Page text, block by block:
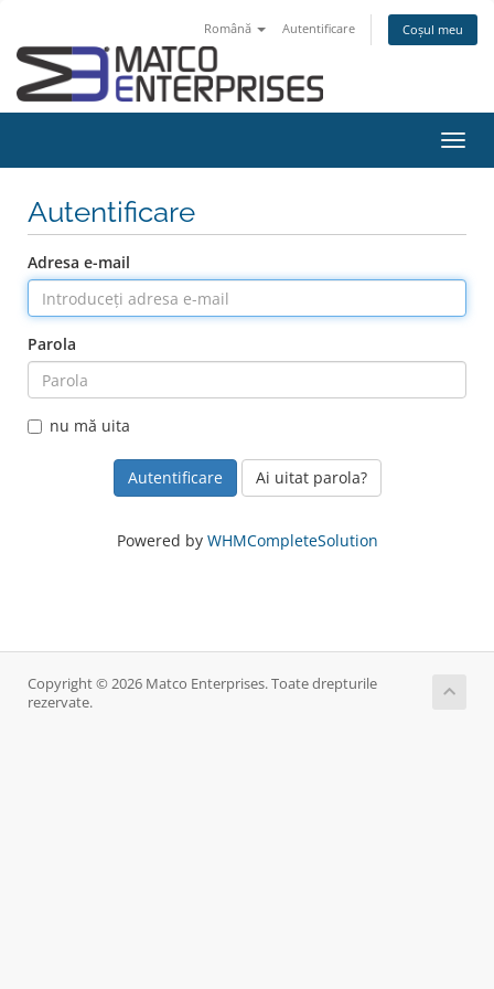
Română Autentificare Coșul meu
Autentificare
Adresa e-mail
Parola
nu mă uita
Ai uitat parola?
Powered by WHMCompleteSolution
Copyright © 2026 Matco Enterprises. Toate drepturile
rezervate.